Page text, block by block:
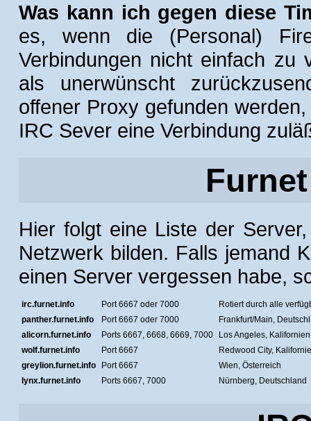
Was kann ich gegen diese
es, wenn die (Personal)
Verbindungen nicht einfach zu
als unerwünscht
offener Proxy gefunden
IRC Sever eine Verbindung
Hier folgt eine Liste der
Netzwerk bilden. Falls jemand
einen Server vergessen habe,
irc.furnet.info Port 6667 oder 7000
Rotiert durch alle
panther.furnet.info
Port 6667 oder 7000
Frankfurt/Main,
alicorn.furnet.info
Ports 6667, 6668, 6669, 7000
Los Angeles,
wolf.furnet.info
Port 6667
Redwood City,
greylion.furnet.info
Port 6667
Wien, Österreich
lynx.furnet.info
Ports 6667, 7000 Nürnberg, Deutschland